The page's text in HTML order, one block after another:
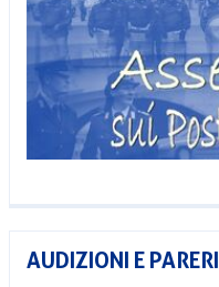
AUDIZIONI E PARERI